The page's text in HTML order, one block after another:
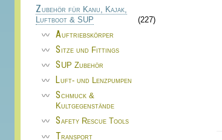
Zubehör für Kanu, Kajak,
Luftboot & SUP
(227)
Auftriebskörper
Sitze und Fittings
SUP Zubehör
Luft- und Lenzpumpen
Schmuck &
Kultgegenstände
Safety Rescue Tools
Transport